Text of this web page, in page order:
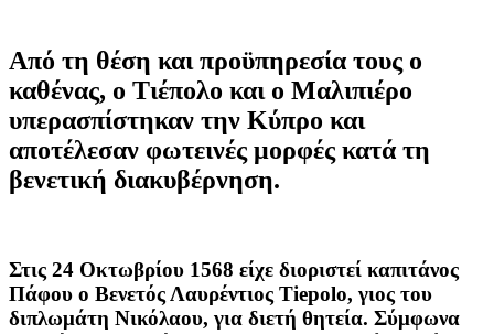
Από τη θέση και προϋπηρεσία τους ο
καθένας, ο Τιέπολο και ο Μαλιπιέρο
υπερασπίστηκαν την Κύπρο και
αποτέλεσαν φωτεινές μορφές κατά τη
βενετική διακυβέρνηση.
Στις 24 Οκτωβρίου 1568 είχε διοριστεί καπιτάνος
Πάφου ο Βενετός Λαυρέντιος Tiepolo, γιος του
διπλωμάτη Νικόλαου, για διετή θητεία. Σύμφωνα